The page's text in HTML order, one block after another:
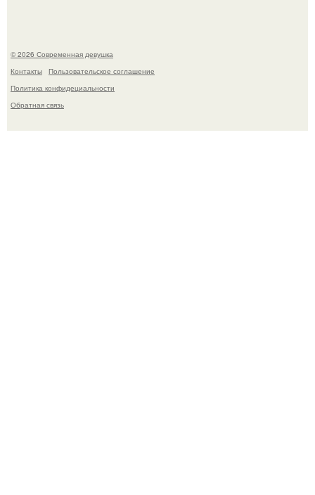
© 2026 Современная девушка
Контакты
Пользовательское соглашение
Политика конфидециальности
Обратная связь